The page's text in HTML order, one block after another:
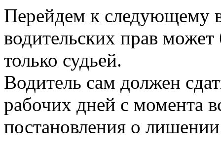
Перейдем к следующему
водительских прав
только судьей.
Водитель сам должен
рабочих дней с момента
постановления о